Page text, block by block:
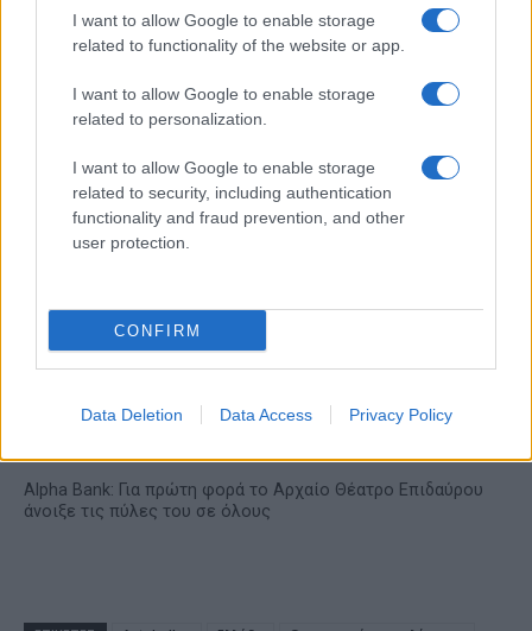
I want to allow Google to enable storage
related to functionality of the website or app.
I want to allow Google to enable storage
related to personalization.
I want to allow Google to enable storage
related to security, including authentication
functionality and fraud prevention, and other
user protection.
CONFIRM
Data Deletion Data Access Privacy Policy
Το FIAT 500 Hybrid τώρα
Ατρόμητος και Novibet
το 2028
18η συνεχόμενη χρονιά για τον ΟΤΕ στη διεθνή σειρά
δεικτών FTSE4Good
Alpha Bank: Για πρώτη φορά το Αρχαίο Θέατρο Επιδαύρου
άνοιξε τις πύλες του σε όλους